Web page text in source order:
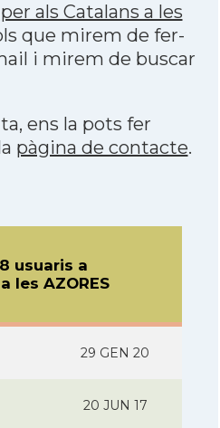
als Catalans a les
que mirem de fer-
i mirem de buscar
ens la pots fer
pàgina de contacte.
usuaris a
les AZORES
29 GEN 20
20 JUN 17